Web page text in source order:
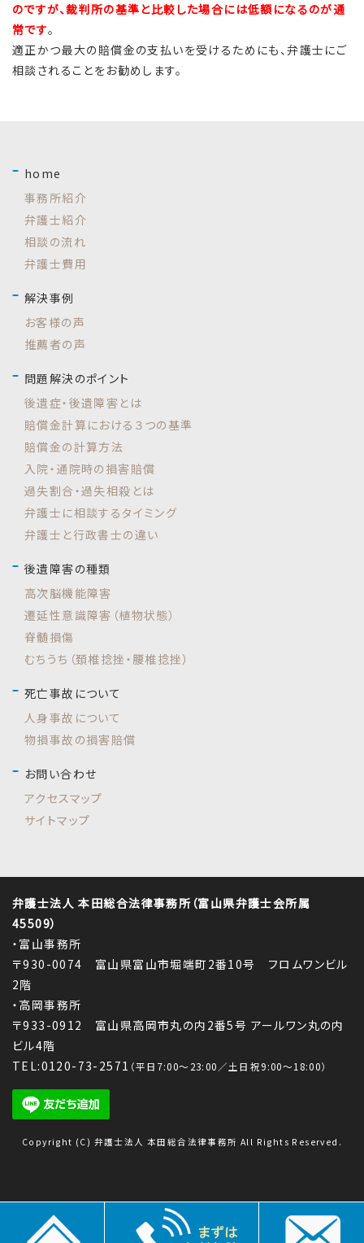
のですが、裁判所の基準と比較した場合には低額になるのが通
常です。
適正かつ最大の賠償金の支払いを受けるためにも、弁護士にご
相談されることをお勧めします。
home
事務所紹介
弁護士紹介
相談の流れ
弁護士費用
解決事例
お客様の声
推薦者の声
問題解決のポイント
後遺症・後遺障害とは
賠償金計算における３つの基準
賠償金の計算方法
入院・通院時の損害賠償
過失割合・過失相殺とは
弁護士に相談するタイミング
弁護士と行政書士の違い
後遺障害の種類
高次脳機能障害
遷延性意識障害（植物状態）
脊髄損傷
むちうち（頚椎捻挫・腰椎捻挫）
死亡事故について
人身事故について
物損事故の損害賠償
お問い合わせ
アクセスマップ
サイトマップ
弁護士法人 本田総合法律事務所（富山県弁護士会所属
45509）
・富山事務所
〒930-0074 富山県富山市堀端町2番10号 フロムワンビル
2階
・高岡事務所
〒933-0912 富山県高岡市丸の内2番5号 アールワン丸の内
ビル4階
TEL:0120-73-2571 （平日7:00～23:00／土日祝9:00～18:00）
Copyright (C) 弁護士法人 本田総合法律事務所 All Rights Reserved.